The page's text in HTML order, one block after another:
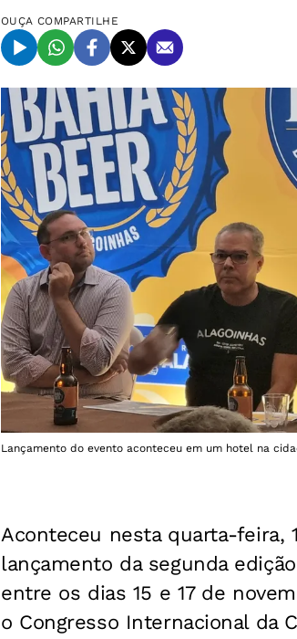
OUÇA COMPARTILHE
Lançamento do evento aconteceu em um hotel na
Aconteceu nesta quarta-feira,
lançamento da segunda
entre os dias 15 e 17 de
o Congresso Internacional da